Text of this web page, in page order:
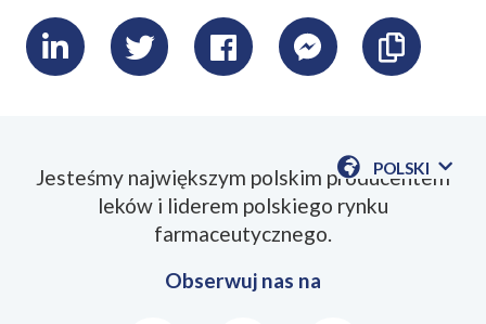
LinkedInTwitterFacebookMessenger
POLSKI
POKAŻ
Jesteśmy największym polskim producentem
leków i liderem polskiego rynku
farmaceutycznego.
Obserwuj nas na